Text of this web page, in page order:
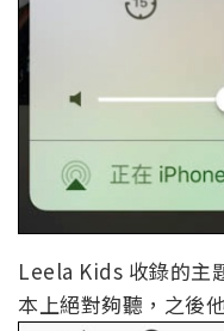
Leela Kids 收錄的主
本上絕對夠聽，之後